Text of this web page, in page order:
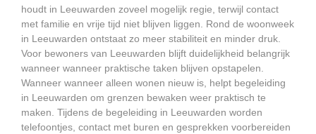
houdt in Leeuwarden zoveel mogelijk regie, terwijl contact
met familie en vrije tijd niet blijven liggen. Rond de woonweek
in Leeuwarden ontstaat zo meer stabiliteit en minder druk.
Voor bewoners van Leeuwarden blijft duidelijkheid belangrijk
wanneer wanneer praktische taken blijven opstapelen.
Wanneer wanneer alleen wonen nieuw is, helpt begeleiding
in Leeuwarden om grenzen bewaken weer praktisch te
maken. Tijdens de begeleiding in Leeuwarden worden
telefoontjes, contact met buren en gesprekken voorbereiden